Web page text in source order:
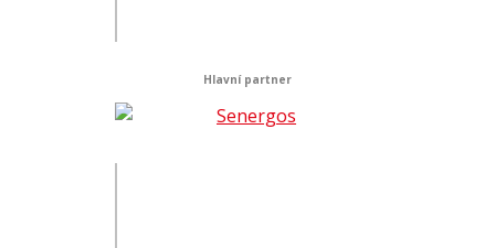
Hlavní partner